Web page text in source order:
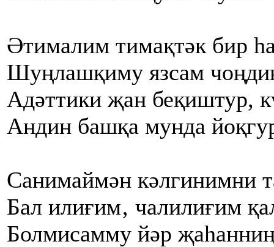
Әтималим тимақтәк бир
Шуңлашқиму язсам
Адәттики җан беқиштур,
Андин башқа мунда
Санимаймән кәлгинимни
Бал илиғим‚ чалилиғим
Болмисамму йәр